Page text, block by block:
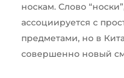
носкам. Слово
ассоциируется с
предметами, но в
совершенно новый